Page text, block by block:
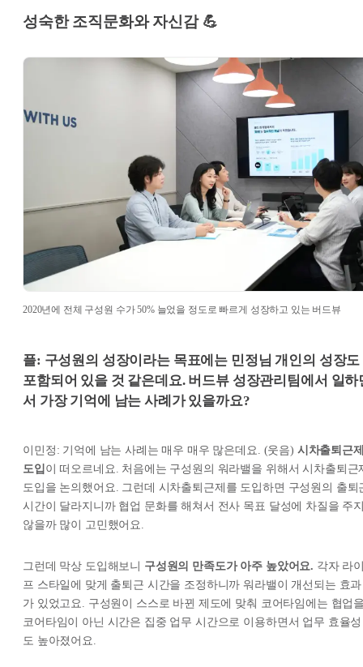
성숙한 조직문화와 자신감 💪
2020년에 전체 구성원 수가 50% 늘었을 정도로 빠르게 성장하고 있는 버드뷰
플: 구성원의 성장이라는 목표에는 민정님 개인의 성장도
포함되어 있을 것 같은데요. 버드뷰 성장관리팀에서 일하
서 가장 기억에 남는 사례가 있을까요?
이민정: 기억에 남는 사례는 매우 매우 많은데요. (웃음) 시차출퇴근
도입 이 떠오르네요. 처음에는 구성원의 워라밸을 위해서 시차출퇴근
도입을 논의했어요. 그런데 시차출퇴근제를 도입하면 구성원의 출퇴
시간이 달라지니까 협업 문화를 해쳐서 전사 목표 달성에 차질을 주
않을까 많이 고민했어요.
그런데 막상 도입해보니 구성원의 만족도가 아주 높았어요. 각자 라
프 스타일에 맞게 출퇴근 시간을 조정하니까 워라밸이 개선되는 효과
가 있었고요. 구성원이 스스로 바뀐 제도에 맞춰 코어타임에는 협업
코어타임이 아닌 시간은 집중 업무 시간으로 이용하면서 업무 효율성
도 높아졌어요.